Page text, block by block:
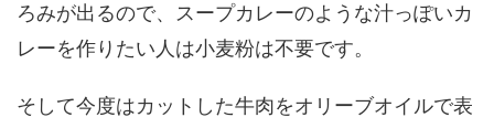
ろみが出るので、スープカレーのような汁っぽいカ
レーを作りたい人は小麦粉は不要です。
そして今度はカットした牛肉をオリーブオイルで表